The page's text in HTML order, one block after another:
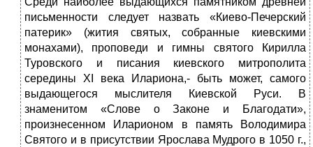
письменности следует назвать «Киево-Печерский
патерик» (жития святых, собранные киевскими
монахами), проповеди и гимны святого Кирилла
Туровского и писания киевского митрополита
середины XI века Илариона,- быть может, самого
выдающегося мыслителя Киевской Руси. В
знаменитом «Слове о Законе и Благодати»,
произнесенном Иларионом в память Володимира
Святого и в присутствии Ярослава Мудрого в 1050 г.,